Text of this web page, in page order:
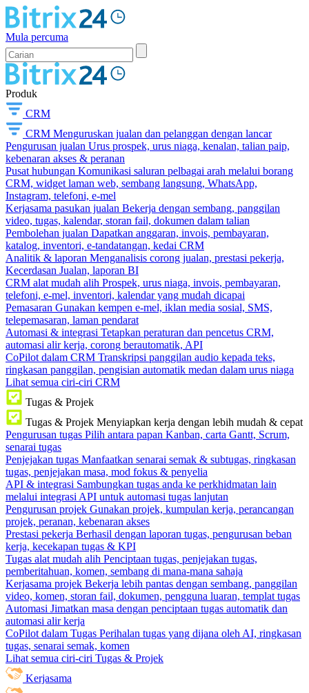
Mula percuma
Produk
CRM
CRM Menguruskan jualan dan pelanggan dengan lancar
Pengurusan jualan Urus prospek, urus niaga, kenalan, talian paip,
kebenaran akses & peranan
Pusat hubungan Komunikasi saluran pelbagai arah melalui borang
CRM, widget laman web, sembang langsung, WhatsApp,
Instagram, telefoni, e-mel
Kerjasama pasukan jualan Bekerja dengan sembang, panggilan
video, tugas, kalendar, storan fail, dokumen dalam talian
Pembolehan jualan Dapatkan anggaran, invois, pembayaran,
katalog, inventori, e-tandatangan, kedai CRM
Analitik & laporan Menganalisis corong jualan, prestasi pekerja,
Kecerdasan Jualan, laporan BI
CRM alat mudah alih Prospek, urus niaga, invois, pembayaran,
telefoni, e-mel, inventori, kalendar yang mudah dicapai
Pemasaran Gunakan kempen e-mel, iklan media sosial, SMS,
telepemasaran, laman pendarat
Automasi & integrasi Tetapkan peraturan dan pencetus CRM,
automasi alir kerja, corong berautomatik, API
CoPilot dalam CRM Transkripsi panggilan audio kepada teks,
ringkasan panggilan, pengisian automatik medan dalam urus niaga
Lihat semua ciri-ciri CRM
Tugas & Projek
Tugas & Projek Menyiapkan kerja dengan lebih mudah & cepat
Pengurusan tugas Pilih antara papan Kanban, carta Gantt, Scrum,
senarai tugas
Penjejakan tugas Manfaatkan senarai semak & subtugas, ringkasan
tugas, penjejakan masa, mod fokus & penyelia
API & integrasi Sambungkan tugas anda ke perkhidmatan lain
melalui integrasi API untuk automasi tugas lanjutan
Pengurusan projek Gunakan projek, kumpulan kerja, perancangan
projek, peranan, kebenaran akses
Prestasi pekerja Berhasil dengan laporan tugas, pengurusan beban
kerja, kecekapan tugas & KPI
Tugas alat mudah alih Penciptaan tugas, penjejakan tugas,
pemberitahuan, komen, sembang di mana-mana sahaja
Kerjasama projek Bekerja lebih pantas dengan sembang, panggilan
video, komen, storan fail, dokumen, pengguna luaran, templat tugas
Automasi Jimatkan masa dengan penciptaan tugas automatik dan
automasi alir kerja
CoPilot dalam Tugas Perihalan tugas yang dijana oleh AI, ringkasan
tugas, senarai semak, komen
Lihat semua ciri-ciri Tugas & Projek
Kerjasama